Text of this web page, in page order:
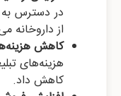
در دسترس
از داروخانه
کاهش
هزینه‌های
کاهش داد.